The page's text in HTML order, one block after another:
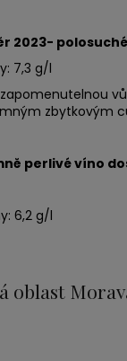
2023- polosuché
7,3 g/l
zbytkovým
perlivé víno
6,2 g/l